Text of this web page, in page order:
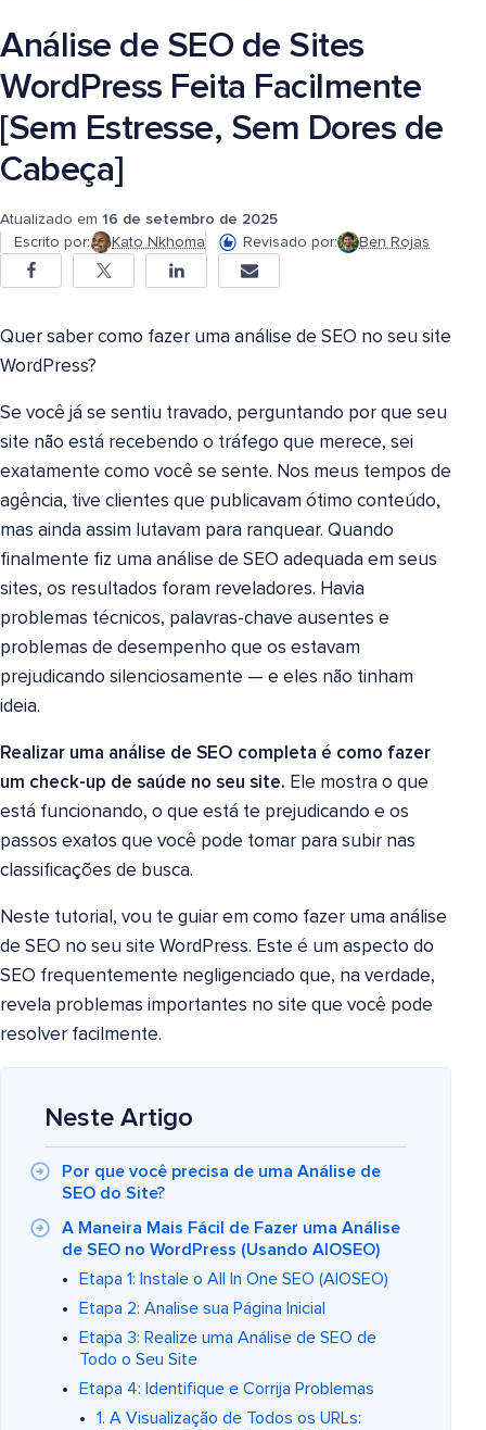
Análise de SEO de Sites
WordPress Feita Facilmente
[Sem Estresse, Sem Dores de
Cabeça]
Atualizado em 16 de setembro de 2025
Escrito por:
Kato Nkhoma Revisado por: Ben Rojas
Quer saber como fazer uma análise de SEO no seu site
WordPress?
Se você já se sentiu travado, perguntando por que seu
site não está recebendo o tráfego que merece, sei
exatamente como você se sente. Nos meus tempos de
agência, tive clientes que publicavam ótimo conteúdo,
mas ainda assim lutavam para ranquear. Quando
finalmente fiz uma análise de SEO adequada em seus
sites, os resultados foram reveladores. Havia
problemas técnicos, palavras-chave ausentes e
problemas de desempenho que os estavam
prejudicando silenciosamente — e eles não tinham
ideia.
Realizar uma análise de SEO completa é como fazer
um check-up de saúde no seu site. Ele mostra o que
está funcionando, o que está te prejudicando e os
passos exatos que você pode tomar para subir nas
classificações de busca.
Neste tutorial, vou te guiar em como fazer uma análise
de SEO no seu site WordPress. Este é um aspecto do
SEO frequentemente negligenciado que, na verdade,
revela problemas importantes no site que você pode
resolver facilmente.
Neste Artigo
Por que você precisa de uma Análise de
SEO do Site?
A Maneira Mais Fácil de Fazer uma Análise
de SEO no WordPress (Usando AIOSEO)
Etapa 1: Instale o All In One SEO (AIOSEO)
Etapa 2: Analise sua Página Inicial
Etapa 3: Realize uma Análise de SEO de
Todo o Seu Site
Etapa 4: Identifique e Corrija Problemas
1. A Visualização de Todos os URLs: